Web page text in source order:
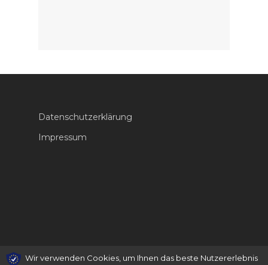
Datenschutzerklärung
Impressum
Wir verwenden Cookies, um Ihnen das beste Nutzererlebnis